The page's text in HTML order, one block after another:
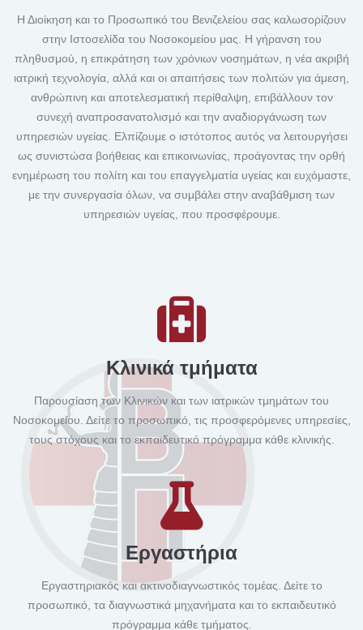
Η Διοίκηση και το Προσωπικό του Βενιζελείου σας καλωσορίζουν
στην Ιστοσελίδα του Νοσοκομείου μας. Η γήρανση του
πληθυσμού, η επικράτηση των χρόνιων νοσημάτων, η νέα ακριβή
ιατρική τεχνολογία, αλλά και οι απαιτήσεις των πολιτών για άμεση,
ανθρώπινη και αποτελεσματική περίθαλψη, επιβάλλουν τον
συνεχή αναπροσανατολισμό και την αναδιοργάνωση των
υπηρεσιών υγείας. Ελπίζουμε ο ιστότοπος αυτός να λειτουργήσει
ως συνιστώσα βοήθειας και επικοινωνίας, προάγοντας την ορθή
ενημέρωση του πολίτη και του επαγγελματία υγείας και ευχόμαστε,
με την συνεργασία όλων, να συμβάλει στην αναβάθμιση των
υπηρεσιών υγείας, που προσφέρουμε.
Κλινικά τμήματα
Παρουσίαση των Κλινικών και των ιατρικών τμημάτων του
Νοσοκομείου. Δείτε το προσωπικό, τις προσφερόμενες υπηρεσίες,
τους στόχους και το εκπαιδευτικό πρόγραμμα κάθε κλινικής.
Εργαστήρια
Εργαστηριακός και ακτινοδιαγνωστικός τομέας. Δείτε το
προσωπικό, τα διαγνωστικά μηχανήματα και το εκπαιδευτικό
πρόγραμμα κάθε τμήματος.